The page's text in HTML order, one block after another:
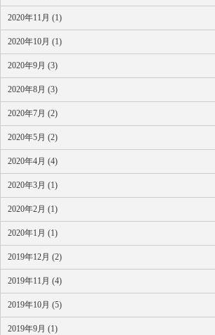
2020年11月 (1)
2020年10月 (1)
2020年9月 (3)
2020年8月 (3)
2020年7月 (2)
2020年5月 (2)
2020年4月 (4)
2020年3月 (1)
2020年2月 (1)
2020年1月 (1)
2019年12月 (2)
2019年11月 (4)
2019年10月 (5)
2019年9月 (1)